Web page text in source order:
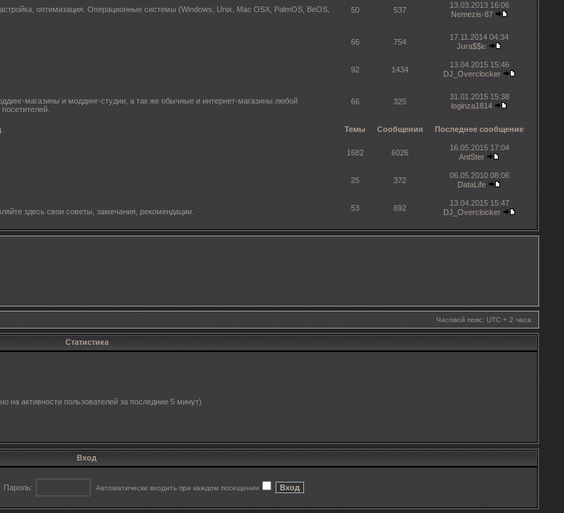
оптимизация. Операционные системы (Windows, Unix, Mac OSX, PalmOS, BeOS,
50 537
13.03.2013 16:06
Nemezis-87
66 754
17.11.2014 04:34
Jura$$ic
92 1434
13.04.2015 15:46
DJ_Overclocker
магазины и моддинг-студии, а так же обычные и интернет-магазины любой
66 325
31.01.2015 15:38
loginza1814
Темы Сообщения Последнее сообщение
1682 6026
16.05.2015 17:04
AntSter
25 372
06.05.2010 08:06
DataLife
здесь свои советы, замечания, рекомендации. 53 692
13.04.2015 15:47
DJ_Overclocker
Часовой пояс: UTC + 2 часа
Статистика
на активности пользователей за последние 5 минут)
Вход
Пароль: Автоматически входить при каждом посещении